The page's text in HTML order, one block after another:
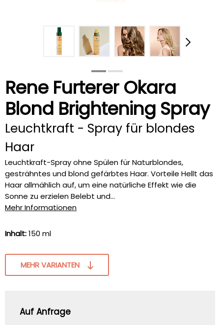
Rene Furterer Okara
Blond Brightening Spray
Leuchtkraft - Spray für blondes
Haar
Leuchtkraft-Spray ohne Spülen für Naturblondes,
gesträhntes und blond gefärbtes Haar. Vorteile Hellt das
Haar allmählich auf, um eine natürliche Effekt wie die
Sonne zu erzielen Belebt und...
Mehr Informationen
Inhalt:150 ml
MEHR VARIANTEN
Auf Anfrage